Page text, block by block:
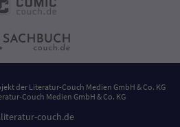
derLiteratur-Couch Medien GmbH & Co. KG
Couch Medien GmbH & Co. KG
couch.de